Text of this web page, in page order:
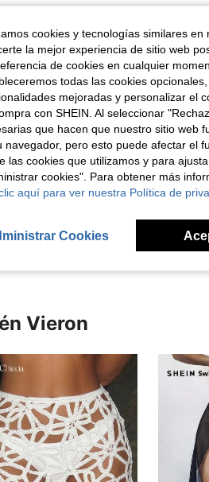
Talla: S
Blanco Talla:S
atar a la cintura es larga
Vieron
cookies y tecnologías similares
la mejor experiencia de sitio web
de cookies en cualquier
todas las cookies
mejoradas y personalizar el
con SHEIN. Al seleccionar
que hacen que nuestro sitio web
navegador, pero esto puede afectar el
las cookies que utilizamos y para
cookies". Para obtener más
aquí para ver nuestra Política de
Cookies